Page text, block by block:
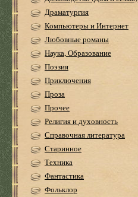
Драматургия
Компьютеры и Интернет
Любовные романы
Наука, Образование
Поэзия
Приключения
Проза
Прочее
Религия и духовность
Справочная литература
Старинное
Техника
Фантастика
Фольклор